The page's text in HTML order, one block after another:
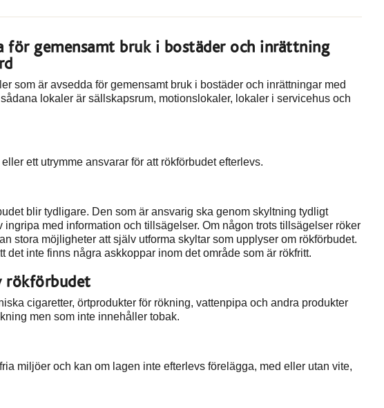
för gemensamt bruk i bostäder och inrättning
som är avsedda för gemensamt bruk i bostäder och inrättningar med
lokaler är sällskapsrum, motionslokaler, lokaler i servicehus och
ett utrymme ansvarar för att rökförbudet efterlevs.
blir tydligare. Den som är ansvarig ska genom skyltning tydligt
med information och tillsägelser. Om någon trots tillsägelser röker
stora möjligheter att själv utforma skyltar som upplyser om rökförbudet.
det inte finns några askkoppar inom det område som är rökfritt.
rökförbudet
cigaretter, örtprodukter för rökning, vattenpipa och andra produkter
men som inte innehåller tobak.
miljöer och kan om lagen inte efterlevs förelägga, med eller utan vite,